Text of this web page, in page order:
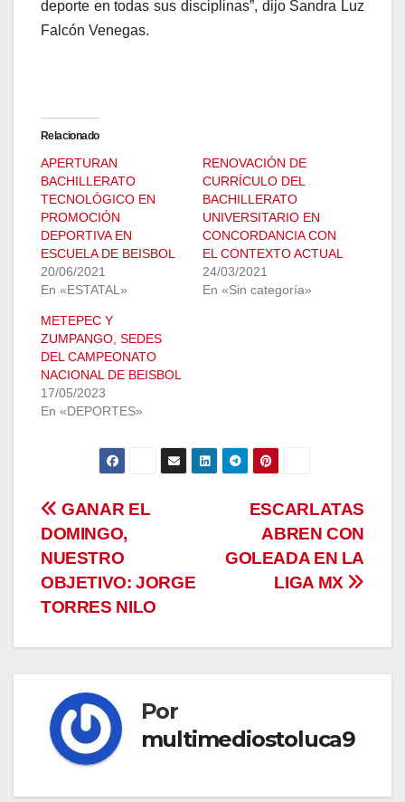
deporte en todas sus disciplinas”, dijo Sandra Luz
Falcón Venegas.
Relacionado
APERTURAN
BACHILLERATO
TECNOLÓGICO EN
PROMOCIÓN
DEPORTIVA EN
ESCUELA DE BEISBOL
20/06/2021
En «ESTATAL»
RENOVACIÓN DE
CURRÍCULO DEL
BACHILLERATO
UNIVERSITARIO EN
CONCORDANCIA CON
EL CONTEXTO ACTUAL
24/03/2021
En «Sin categoría»
METEPEC Y
ZUMPANGO, SEDES
DEL CAMPEONATO
NACIONAL DE BEISBOL
17/05/2023
En «DEPORTES»
Navegación
de
entradas
ESCARLATAS
ABREN CON
GOLEADA EN LA
LIGA MX
GANAR EL
DOMINGO,
NUESTRO
OBJETIVO: JORGE
TORRES NILO
Por
multimediostoluca9